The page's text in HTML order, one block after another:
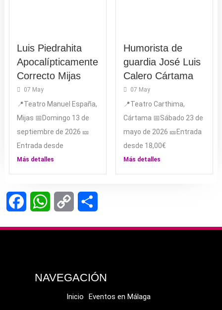
Luis Piedrahita
Apocalípticamente
Correcto Mijas
07 May
📍Teatro Manuel España,
Mijas 📅Domingo 13 de
septiembre de 2026 🎫
Entrada desde
Más detalles
Humorista de
guardia José Luis
Calero Cártama
07 May
📍Teatro Carthima,
Cártama 📅Sábado 23 de
mayo de 2026 🎫Entrada
desde 18,00€
Más detalles
FacebookWhatsApp
Copy
NAVEGACIÓN
Inicio Eventos en Málaga